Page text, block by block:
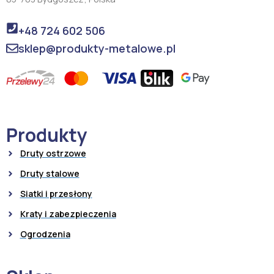
+48 724 602 506
sklep@produkty-metalowe.pl
Produkty
Druty ostrzowe
Druty stalowe
Siatki i przesłony
Kraty i zabezpieczenia
Ogrodzenia